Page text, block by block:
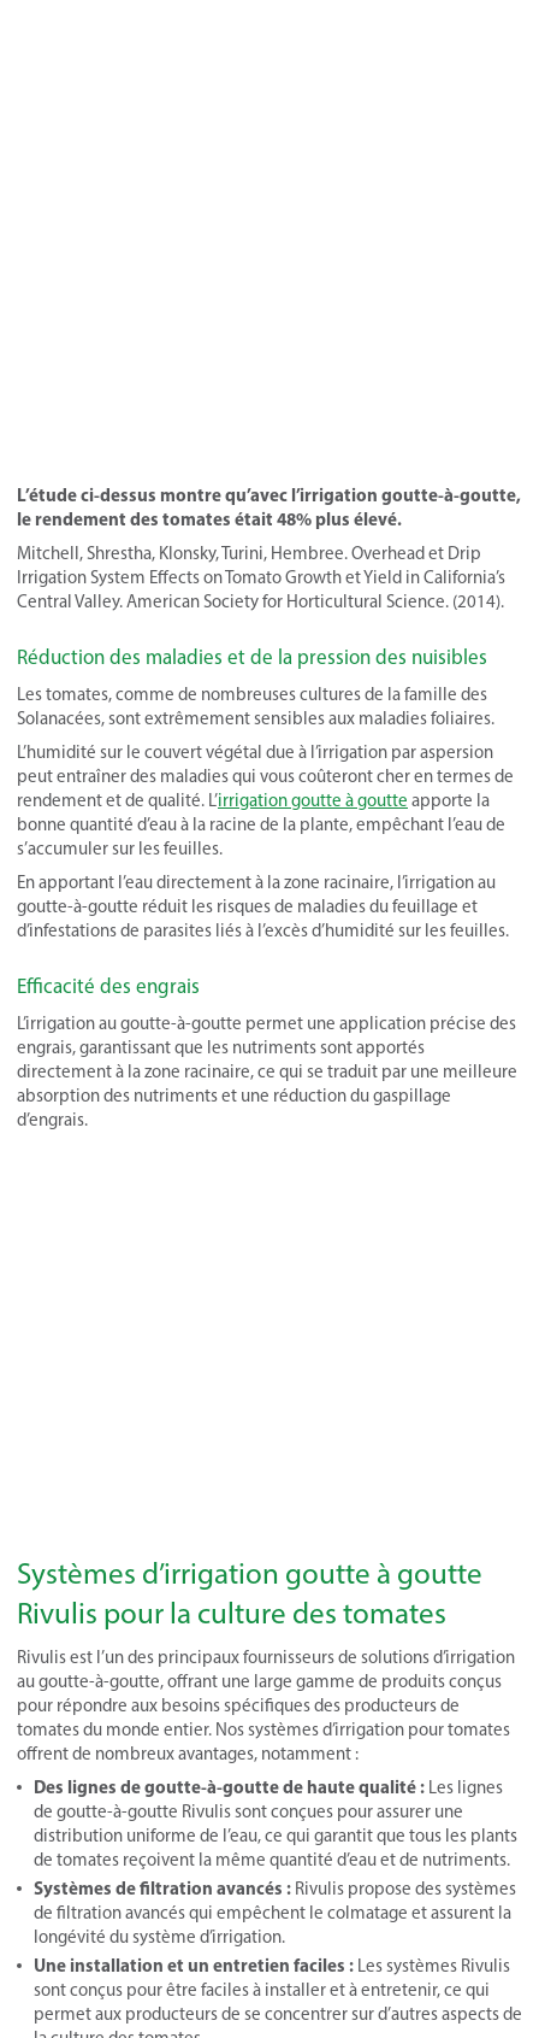
L’étude ci-dessus montre qu’avec l’irrigation goutte-à-goutte,
le rendement des tomates était 48% plus élevé.
Mitchell, Shrestha, Klonsky, Turini, Hembree. Overhead et Drip
Irrigation System Effects on Tomato Growth et Yield in California’s
Central Valley. American Society for Horticultural Science. (2014).
Réduction des maladies et de la pression des nuisibles
Les tomates, comme de nombreuses cultures de la famille des
Solanacées, sont extrêmement sensibles aux maladies foliaires.
L’humidité sur le couvert végétal due à l’irrigation par aspersion
peut entraîner des maladies qui vous coûteront cher en termes de
rendement et de qualité. L’irrigation goutte à goutte apporte la
bonne quantité d’eau à la racine de la plante, empêchant l’eau de
s’accumuler sur les feuilles.
En apportant l’eau directement à la zone racinaire, l’irrigation au
goutte-à-goutte réduit les risques de maladies du feuillage et
d’infestations de parasites liés à l’excès d’humidité sur les feuilles.
Efficacité des engrais
L’irrigation au goutte-à-goutte permet une application précise des
engrais, garantissant que les nutriments sont apportés
directement à la zone racinaire, ce qui se traduit par une meilleure
absorption des nutriments et une réduction du gaspillage
d’engrais.
Systèmes d’irrigation goutte à goutte
Rivulis pour la culture des tomates
Rivulis est l’un des principaux fournisseurs de solutions d’irrigation
au goutte-à-goutte, offrant une large gamme de produits conçus
pour répondre aux besoins spécifiques des producteurs de
tomates du monde entier. Nos systèmes d’irrigation pour tomates
offrent de nombreux avantages, notamment :
Des lignes de goutte-à-goutte de haute qualité : Les lignes
de goutte-à-goutte Rivulis sont conçues pour assurer une
distribution uniforme de l’eau, ce qui garantit que tous les plants
de tomates reçoivent la même quantité d’eau et de nutriments.
Systèmes de filtration avancés : Rivulis propose des systèmes
de filtration avancés qui empêchent le colmatage et assurent la
longévité du système d’irrigation.
Une installation et un entretien faciles : Les systèmes Rivulis
sont conçus pour être faciles à installer et à entretenir, ce qui
permet aux producteurs de se concentrer sur d’autres aspects de